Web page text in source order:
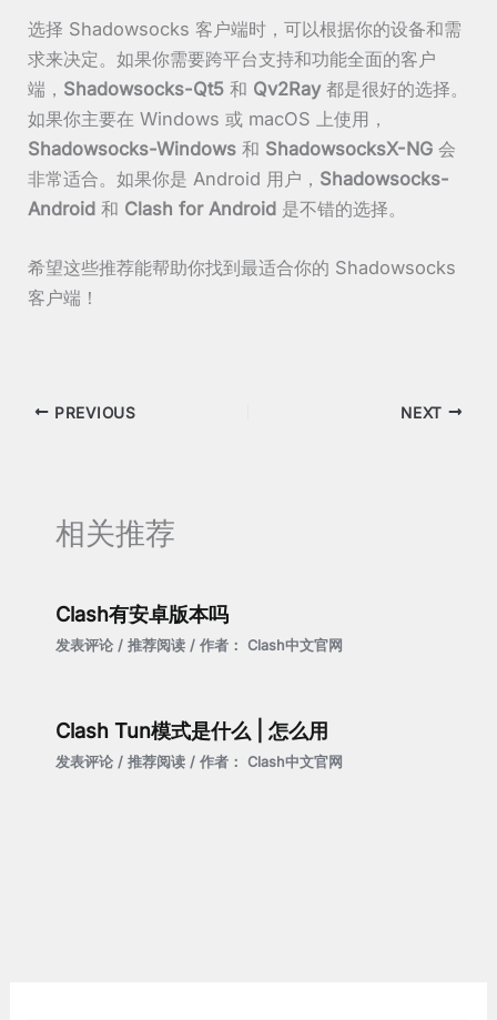
选择 Shadowsocks 客户端时，可以根据你的设备和需
求来决定。如果你需要跨平台支持和功能全面的客户
端， Shadowsocks-Qt5 和 Qv2Ray都是很好的选择。
如果你主要在 Windows 或 macOS 上使用，
Shadowsocks-Windows 和 ShadowsocksX-NG 会
非常适合。如果你是 Android 用户， Shadowsocks-
Android 和 Clash for Android 是不错的选择。
希望这些推荐能帮助你找到最适合你的 Shadowsocks
客户端！
PREVIOUS NEXT
相关推荐
Clash有安卓版本吗
发表评论 / 推荐阅读/ 作者： Clash中文官网
Clash Tun模式是什么 | 怎么用
发表评论 / 推荐阅读/ 作者： Clash中文官网